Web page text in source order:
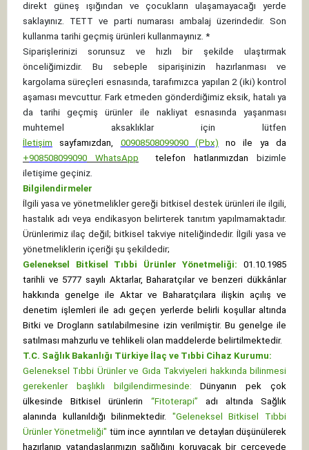
direkt güneş ışığından ve çocukların ulaşamayacağı yerde
saklayınız. TETT ve parti numarası ambalaj üzerindedir. Son
kullanma tarihi geçmiş ürünleri kullanmayınız. *
Siparişlerinizi sorunsuz ve hızlı bir şekilde ulaştırmak
önceliğimizdir. Bu sebeple siparişinizin hazırlanması ve
kargolama süreçleri esnasında, tarafımızca yapılan 2 (iki) kontrol
aşaması mevcuttur. Fark etmeden gönderdiğimiz eksik, hatalı ya
da tarihi geçmiş ürünler ile nakliyat esnasında yaşanması
muhtemel aksaklıklar için lütfen
İletişim
sayfamızdan, 00908508099090 (Pbx) no ile ya da
+908508099090 WhatsApp telefon hatlarımızdan bizimle
iletişime geçiniz.
Bilgilendirmeler
İlgili yasa ve yönetmelikler gereği bitkisel destek ürünleri ile ilgili,
hastalık adı veya endikasyon belirterek tanıtım yapılmamaktadır.
Ürünlerimiz ilaç değil; bitkisel takviye niteliğindedir. İlgili yasa ve
yönetmeliklerin içeriği şu şekildedir;
Geleneksel Bitkisel Tıbbi Ürünler Yönetmeliği: 01.10.1985
tarihli ve 5777 sayılı Aktarlar, Baharatçılar ve benzeri dükkânlar
hakkında genelge ile Aktar ve Baharatçılara ilişkin açılış ve
denetim işlemleri ile adı geçen yerlerde belirli koşullar altında
Bitki ve Drogların satılabilmesine izin verilmiştir. Bu genelge ile
satılması mahzurlu ve tehlikeli olan maddelerde belirtilmektedir.
T.C. Sağlık Bakanlığı Türkiye İlaç ve Tıbbi Cihaz Kurumu:
Geleneksel Tıbbi Ürünler ve Gıda Takviyeleri hakkında bilinmesi
gerekenler başlıklı bilgilendirmesinde:
Dünyanın pek çok
ülkesinde Bitkisel ürünlerin “Fitoterapi” adı altında Sağlık
alanında kullanıldığı bilinmektedir. "Geleneksel Bitkisel Tıbbi
Ürünler Yönetmeliği" tüm ince ayrıntıları ve detayları düşünülerek
hazırlanıp vatandaşlarımızın sağlığını koruyacak bir çerçevede